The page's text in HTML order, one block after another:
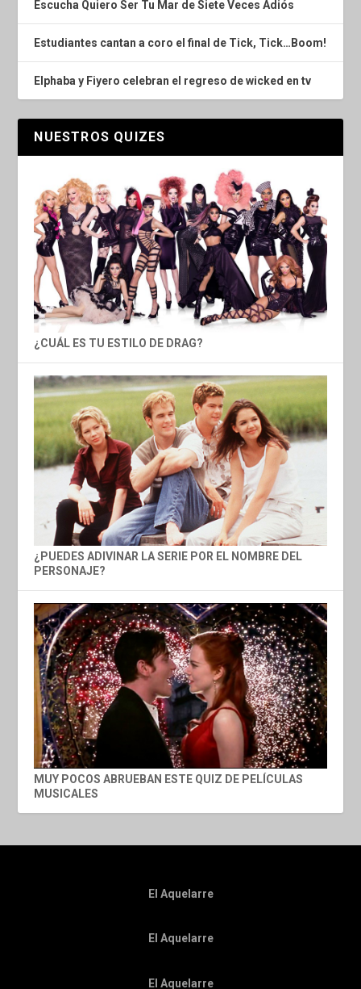
Escucha Quiero Ser Tu Mar de Siete Veces Adiós
Estudiantes cantan a coro el final de Tick, Tick…Boom!
Elphaba y Fiyero celebran el regreso de wicked en tv
NUESTROS QUIZES
¿CUÁL ES TU ESTILO DE DRAG?
¿PUEDES ADIVINAR LA SERIE POR EL NOMBRE DEL
PERSONAJE?
MUY POCOS ABRUEBAN ESTE QUIZ DE PELÍCULAS
MUSICALES
El Aquelarre
El Aquelarre
El Aquelarre